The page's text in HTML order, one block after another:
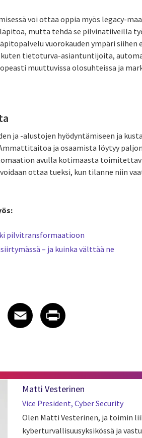
voi ottaa oppia myös legacy-
mutta tehdä se pilvinatiiveilla
vuorokauden ympäri
tietoturva-asiantuntijoita,
muuttuvissa olosuhteissa ja
ja -alustojen hyödyntämiseen ja
ja osaamista löytyy
avulla kotimaasta
ottaa tueksi, kun tilanne niin
pilvitransformaatioon
– ja kuinka välttää ne
LinkedIn
on X
article on Facebook
Facebook
Share article on
Email
Share article
Matti Vesterinen
Vice President, Cyber Security
Olen Matti Vesterinen, ja toimin
kyberturvallisuusyksikössä ja